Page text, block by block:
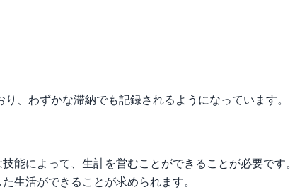
り、わずかな滞納でも記録されるようになっています。
能によって、生計を営むことができることが必要です
生活ができることが求められます。